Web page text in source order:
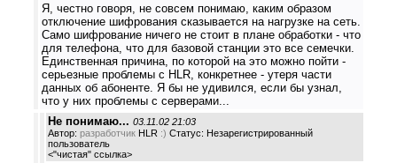
Я, честно говоря, не совсем понимаю, каким образом
отключение шифрования сказывается на нагрузке на сеть.
Само шифрование ничего не стоит в плане обработки - что
для телефона, что для базовой станции это все семечки.
Единственная причина, по которой на это можно пойти -
серьезные проблемы с HLR, конкретнее - утеря части
данных об абоненте. Я бы не удивился, если бы узнал,
что у них проблемы с серверами...
Не понимаю... 03.11.02 21:03
Автор: разработчик HLR :) Статус: Незарегистрированный
пользователь
<"чистая" ссылка>